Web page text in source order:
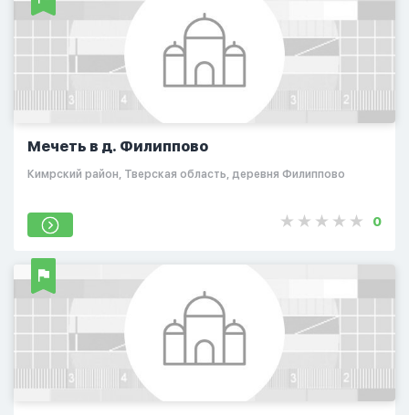
Мечеть в д. Филиппово
Кимрский район, Тверская область, деревня Филиппово
0